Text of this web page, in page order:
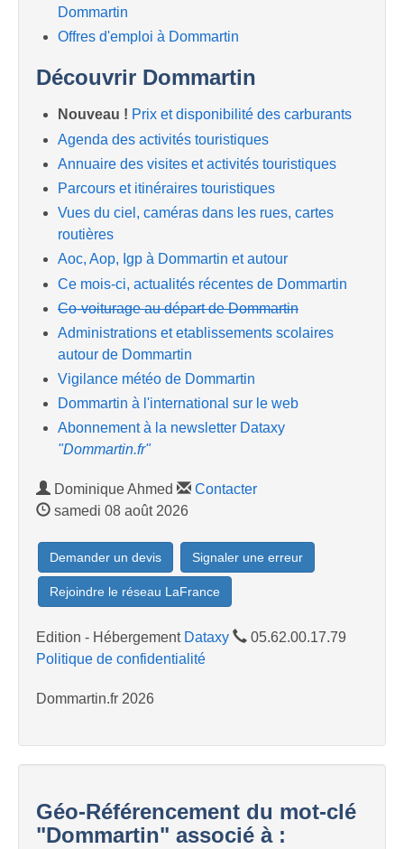
Dommartin
Offres d'emploi à Dommartin
Découvrir Dommartin
Nouveau ! Prix et disponibilité des carburants
Agenda des activités touristiques
Annuaire des visites et activités touristiques
Parcours et itinéraires touristiques
Vues du ciel, caméras dans les rues, cartes
routières
Aoc, Aop, Igp à Dommartin et autour
Ce mois-ci, actualités récentes de Dommartin
Co-voiturage au départ de Dommartin
Administrations et etablissements scolaires
autour de Dommartin
Vigilance météo de Dommartin
Dommartin à l'international sur le web
Abonnement à la newsletter Dataxy
"Dommartin.fr"
Dominique Ahmed
Contacter
samedi 08 août 2026
Demander un devis Signaler une erreur
Rejoindre le réseau LaFrance
Edition - Hébergement Dataxy
05.62.00.17.79
Politique de confidentialité
Dommartin.fr 2026
Géo-Référencement du mot-clé
"Dommartin" associé à :